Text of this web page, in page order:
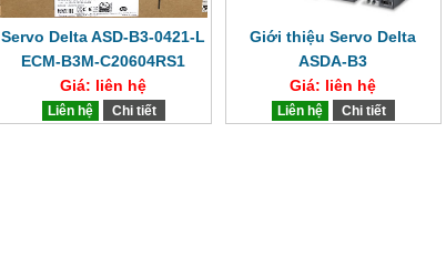
Servo Delta ASD-B3-0421-L
ECM-B3M-C20604RS1
Giá: liên hệ
Liên hệ Chi tiết
Giới thiệu Servo Delta
ASDA-B3
Giá: liên hệ
Liên hệ Chi tiết